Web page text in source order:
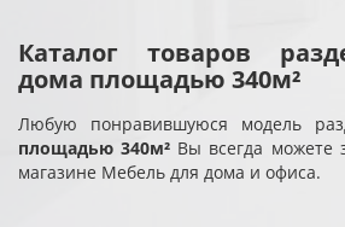
Каталог товаров
дома площадью 340м²
Любую понравившуюся модель
площадью 340м² Вы всегда можете
магазине Мебель для дома и офиса.